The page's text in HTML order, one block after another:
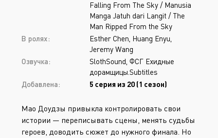
Falling From The Sky / Manusia
Manga Jatuh dari Langit / The
Man Ripped From the Sky
В ролях:
Esther Chen, Huang Enyu,
Jeremy Wang
Озвучка:
SlothSound, ФСГ Ехидные
дорамщицы.Subtitles
Добавлена:
5 серия из 20 (1 сезон)
Мао Доудзы привыкла контролировать свои
истории — переписывать сцены, менять судьбы
героев, доводить сюжет до нужного финала. Но